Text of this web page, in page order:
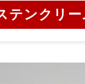
ンクリー